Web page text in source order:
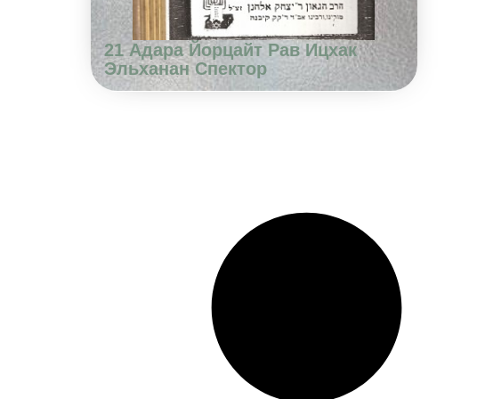
21 Адара Йорцайт Рав Ицхак
Эльханан Спектор